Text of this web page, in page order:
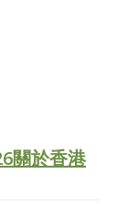
關於香港